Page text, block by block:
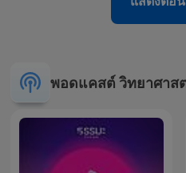
พอดแคสต์ วิทยาศาส